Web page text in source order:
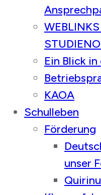
Ein Blick
KAOA
Schulleben
Förderung
unser